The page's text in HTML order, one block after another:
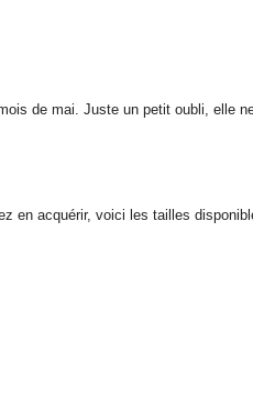
de mai. Juste un petit oubli, elle
en acquérir, voici les tailles